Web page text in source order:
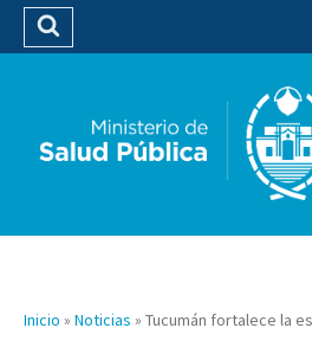
Biblioteca
Buscar
Inicio » Noticias » Tucumán fortalece la